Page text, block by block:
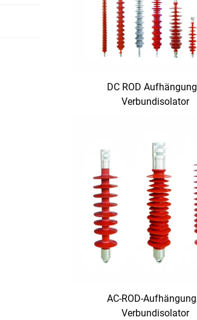
DC ROD
Verbundisolator
AC-ROD-
Verbundisolator